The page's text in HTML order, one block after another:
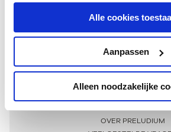
Alle cookies
Aanpassen
Alleen noodzakelijke
Meer
OVER PRELUDIUM